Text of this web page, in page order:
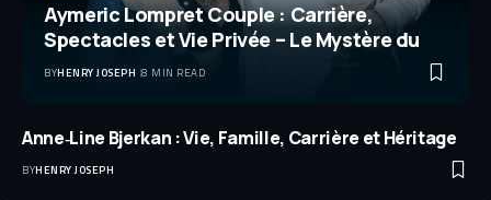
Aymeric Lompret Couple : Carrière,
Spectacles et Vie Privée – Le Mystère du
BYHENRY JOSEPH 8 MIN READ
Anne‑Line Bjerkan : Vie, Famille, Carrière et Héritage
BYHENRY JOSEPH